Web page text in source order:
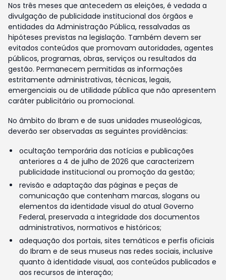
Nos três meses que antecedem as eleições, é vedada a
divulgação de publicidade institucional dos órgãos e
entidades da Administração Pública, ressalvadas as
hipóteses previstas na legislação. Também devem ser
evitados conteúdos que promovam autoridades, agentes
públicos, programas, obras, serviços ou resultados da
gestão. Permanecem permitidas as informações
estritamente administrativas, técnicas, legais,
emergenciais ou de utilidade pública que não apresentem
caráter publicitário ou promocional.
No âmbito do Ibram e de suas unidades museológicas,
deverão ser observadas as seguintes providências:
ocultação temporária das notícias e publicações
anteriores a 4 de julho de 2026 que caracterizem
publicidade institucional ou promoção da gestão;
revisão e adaptação das páginas e peças de
comunicação que contenham marcas, slogans ou
elementos da identidade visual do atual Governo
Federal, preservada a integridade dos documentos
administrativos, normativos e históricos;
adequação dos portais, sites temáticos e perfis oficiais
do Ibram e de seus museus nas redes sociais, inclusive
quanto à identidade visual, aos conteúdos publicados e
aos recursos de interação;